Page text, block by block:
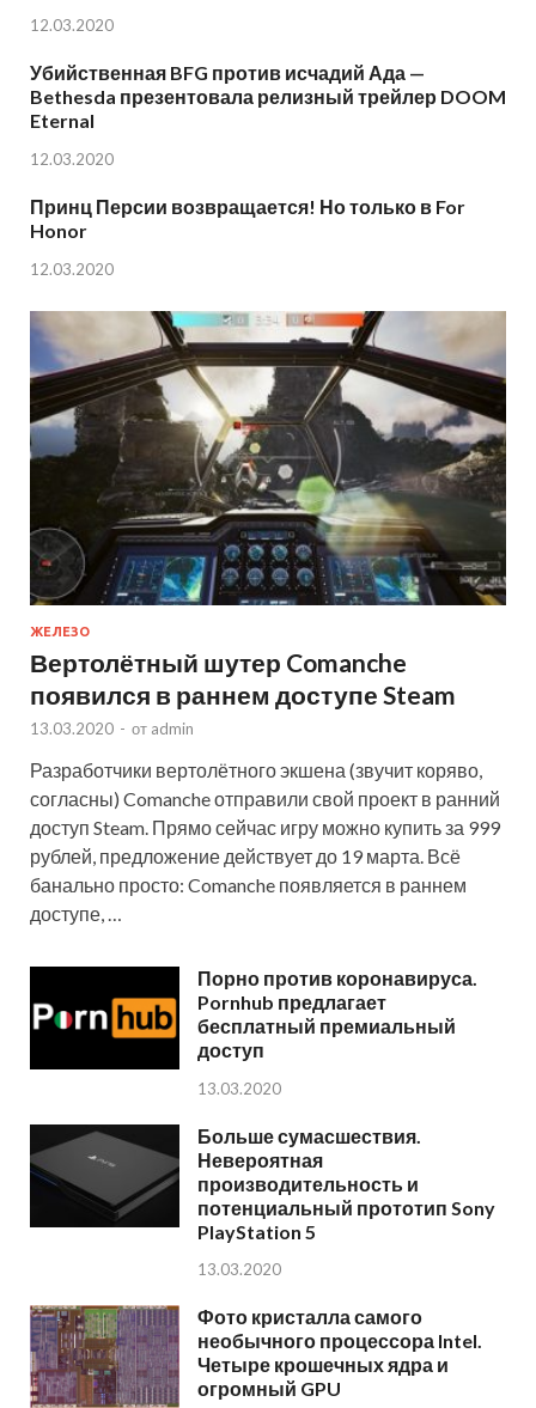
12.03.2020
Убийственная BFG против исчадий Ада —
Bethesda презентовала релизный трейлер DOOM
Eternal
12.03.2020
Принц Персии возвращается! Но только в For
Honor
12.03.2020
ЖЕЛЕЗО
Вертолётный шутер Comanche
появился в раннем доступе Steam
13.03.2020 - от admin
Разработчики вертолётного экшена (звучит коряво,
согласны) Comanche отправили свой проект в ранний
доступ Steam. Прямо сейчас игру можно купить за 999
рублей, предложение действует до 19 марта. Всё
банально просто: Comanche появляется в раннем
доступе, …
Порно против коронавируса.
Pornhub предлагает
бесплатный премиальный
доступ
13.03.2020
Больше сумасшествия.
Невероятная
производительность и
потенциальный прототип Sony
PlayStation 5
13.03.2020
Фото кристалла самого
необычного процессора Intel.
Четыре крошечных ядра и
огромный GPU